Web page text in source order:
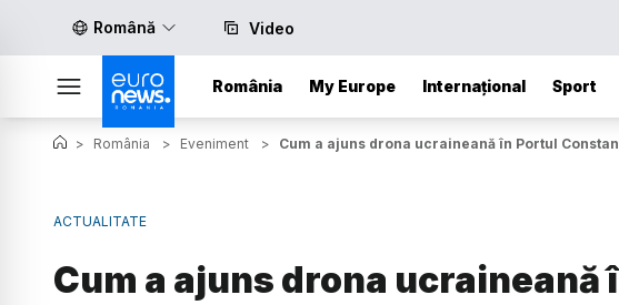
Română Video
România My Europe Internațional Sport
> România > Eveniment > Cum a ajuns drona ucraineană în Portul
ACTUALITATE
Cum a ajuns drona ucraineană